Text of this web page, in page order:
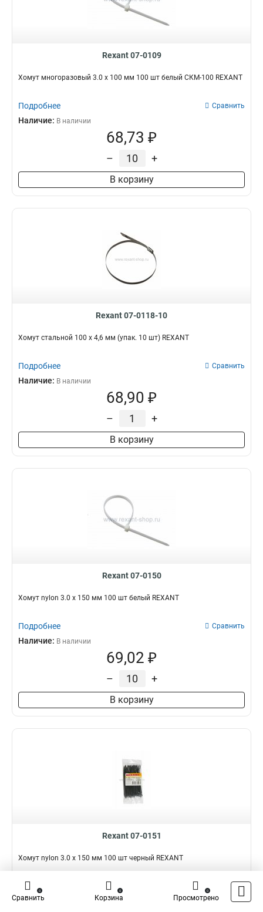
Rexant 07-0109
Хомут многоразовый 3.0 х 100 мм 100 шт белый СКМ-100 REXANT
Подробнее Сравнить
Наличие: В наличии
68,73 ₽
– +
В корзину
Rexant 07-0118-10
Хомут стальной 100 x 4,6 мм (упак. 10 шт) REXANT
Подробнее Сравнить
Наличие: В наличии
68,90 ₽
– +
В корзину
Rexant 07-0150
Хомут nylon 3.0 х 150 мм 100 шт белый REXANT
Подробнее Сравнить
Наличие: В наличии
69,02 ₽
– +
В корзину
Rexant 07-0151
Хомут nylon 3.0 х 150 мм 100 шт черный REXANT
Подробнее Сравнить
Наличие:
Сравнить
0
Корзина
0
Просмотрено
0